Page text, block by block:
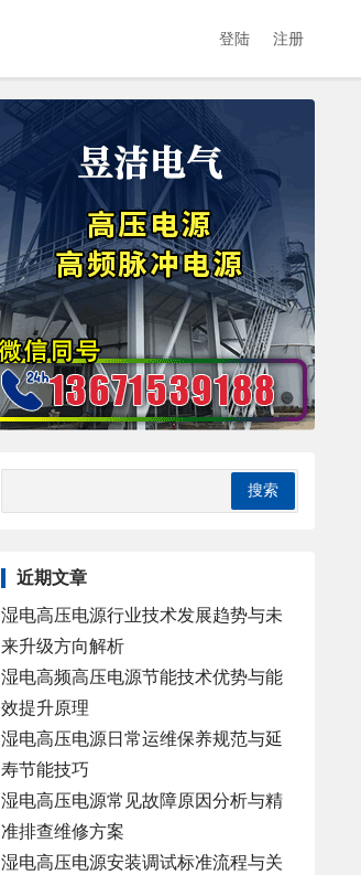
登陆 注册
近期文章
湿电高压电源行业技术发展趋势与未
来升级方向解析
湿电高频高压电源节能技术优势与能
效提升原理
湿电高压电源日常运维保养规范与延
寿节能技巧
湿电高压电源常见故障原因分析与精
准排查维修方案
湿电高压电源安装调试标准流程与关